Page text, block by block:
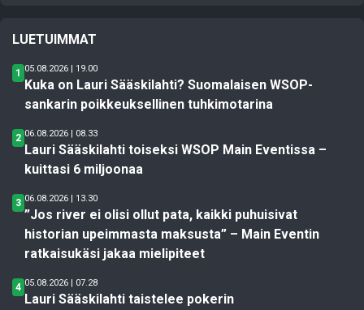
LUETUIMMAT
1 05.08.2026 | 19.00
Kuka on Lauri Sääskilahti? Suomalaisen WSOP-
sankarin poikkeuksellinen tuhkimotarina
2 06.08.2026 | 08.33
Lauri Sääskilahti toiseksi WSOP Main Eventissa –
kuittasi 6 miljoonaa
3 06.08.2026 | 13.30
”Jos river ei olisi ollut pata, kaikki puhuisivat
historian upeimmasta maksusta” – Main Eventin
ratkaisukäsi jakaa mielipiteet
4 05.08.2026 | 07.28
Lauri Sääskilahti taistelee pokerin